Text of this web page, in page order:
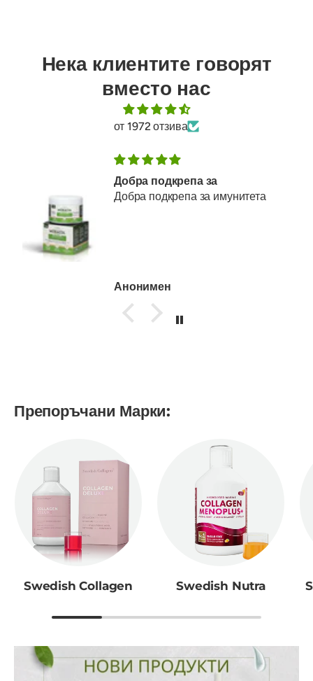
Нека клиентите говорят
вместо нас
от 1972 отзива
Добра подкрепа за
Добра подкрепа за имунитета
Анонимен
Препоръчани Марки:
Swedish Collagen Swedish Nutra